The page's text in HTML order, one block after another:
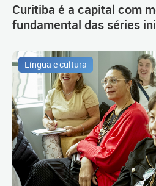
Curitiba é a capital com
fundamental das séries
Língua e cultura